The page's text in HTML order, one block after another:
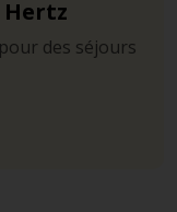
des séjours